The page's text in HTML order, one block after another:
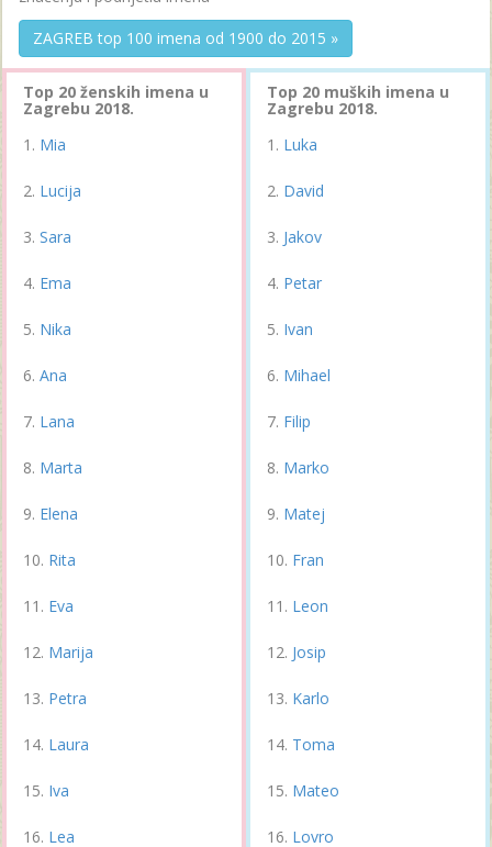
ZAGREB top 100 imena od 1900 do 2015 »
Top 20 ženskih imena u
Zagrebu 2018.
Mia
Lucija
Sara
Ema
Nika
Ana
Lana
Marta
Elena
Rita
Eva
Marija
Petra
Laura
Iva
Lea
Top 20 muških imena u
Zagrebu 2018.
Luka
David
Jakov
Petar
Ivan
Mihael
Filip
Marko
Matej
Fran
Leon
Josip
Karlo
Toma
Mateo
Lovro